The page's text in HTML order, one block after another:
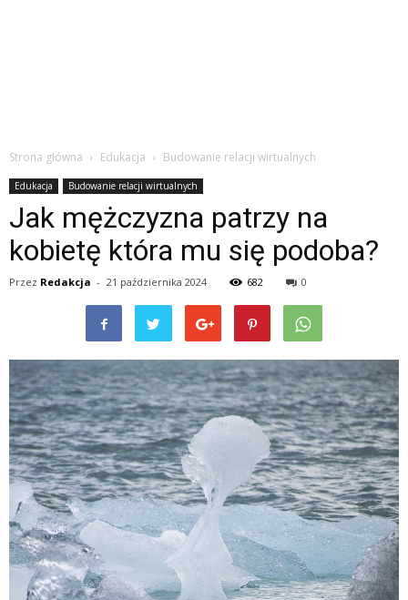
Strona główna Edukacja Budowanie relacji wirtualnych
Edukacja Budowanie relacji wirtualnych
Jak mężczyzna patrzy na
kobietę która mu się podoba?
Przez Redakcja - 21 października 2024 682 0